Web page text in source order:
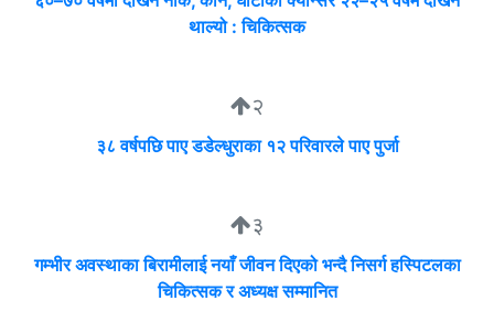
थाल्यो : चिकित्सक
२
३८ वर्षपछि पाए डडेल्धुराका १२ परिवारले पाए पुर्जा
३
गम्भीर अवस्थाका बिरामीलाई नयाँ जीवन दिएको भन्दै निसर्ग हस्पिटलका
चिकित्सक र अध्यक्ष सम्मानित